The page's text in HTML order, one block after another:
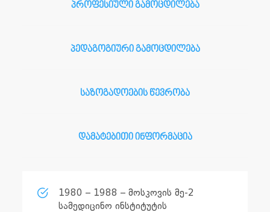
პროფესიული გამოცდილება
პედაგოგიური გამოცდილება
საზოგადოების წევრობა
დამატებითი ინფორმაცია
1980 – 1988 – მოსკოვის მე-2
სამედიცინო ინსტიტუტის